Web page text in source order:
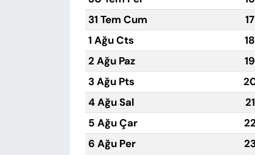
31 Tem Cum
1 Ağu Cts
2 Ağu Paz
3 Ağu Pts
4 Ağu Sal
5 Ağu Çar
6 Ağu Per